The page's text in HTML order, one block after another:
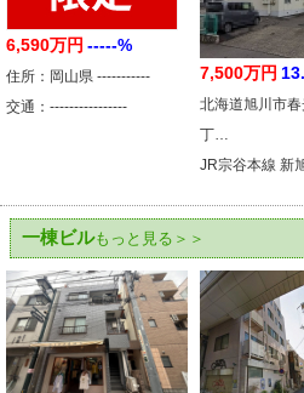
6,590万円 -----%
住所：岡山県 -----------
交通：----------------
7,500万円
北海道旭川市
丁…
JR宗谷本線 新
一棟ビルもっと見る＞＞